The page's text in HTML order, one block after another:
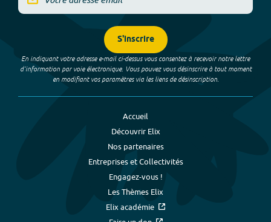
S'inscrire
En indiquant votre adresse e-mail ci-dessus vous consentez à recevoir notre lettre
d’information par voie électronique. Vous pouvez vous désinscrire à tout moment
en modifiant vos paramètres via les liens de désinscription.
Accueil
Découvrir Elix
Nos partenaires
Entreprises et Collectivités
Engagez-vous !
Les Thèmes Elix
Elix académie